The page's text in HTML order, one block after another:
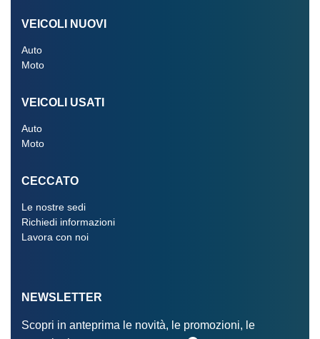
VEICOLI NUOVI
Auto
Moto
VEICOLI USATI
Auto
Moto
CECCATO
Le nostre sedi
Richiedi informazioni
Lavora con noi
NEWSLETTER
Scopri in anteprima le novità, le promozioni, le